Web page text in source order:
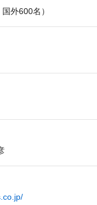
外600名）